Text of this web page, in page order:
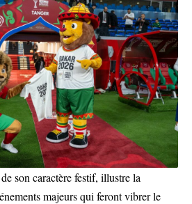
son caractère festif, illustre la
majeurs qui feront vibrer le